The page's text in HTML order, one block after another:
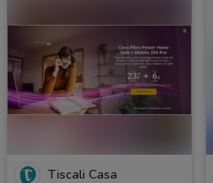
Tiscali Casa